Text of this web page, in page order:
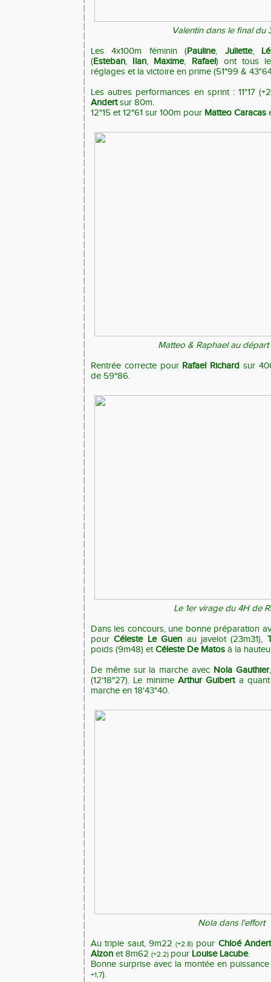
Valentin dans le final du
Les 4x100m féminin (Pauline, Juliette,
(Esteban, Ilan, Maxime, Rafael) ont tous
réglages et la victoire en prime (51"99 &
Les autres performances en sprint : 11"17
Andertsur 80m.
12"15 et 12"61 sur 100m pour Matteo Caracas
Matteo & Raphael au départ
Rentrée correcte pour Rafael Richard sur
de 59"86.
Le 1er virage du 4H de
Dans les concours, une bonne préparation
pourCéleste Le Guen au javelot (23m31),
poids (9m48) etCéleste De Matos à la
De même sur la marche avec Nola Gauthier
(12'18"27). Le minimeArthur Guiberta quant
marche en 18'43"40.
Nola dans l'effort
Au triple saut, 9m22(+2.8) pour Chloé Andert
Alzon et 8m62 (+2.2) pour Louise Lacube.
Bonne surprise avec la montée en
+1,7).